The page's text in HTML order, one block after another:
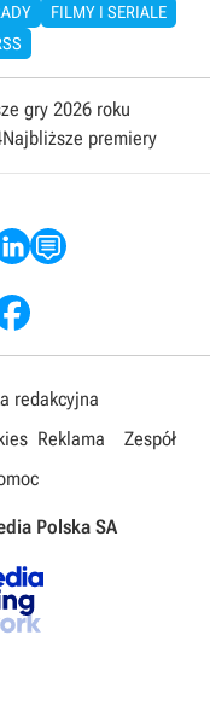
FILMY I SERIALE
gry 2026 roku
Najbliższe premiery
redakcyjna
Reklama
Zespół
Polska SA